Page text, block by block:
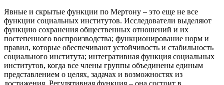
Явные и скрытые функции по Мертону – это еще не все
функции социальных институтов. Исследователи выделяют
функцию сохранения общественных отношений и их
постепенного воспроизводства; функционирование норм и
правил, которые обеспечивают устойчивость и стабильность
социального института; интегративная функция социальных
институтов, когда все члены группы объединены единым
представлением о целях, задачах и возможностях из